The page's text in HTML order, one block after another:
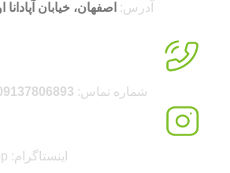
آدرس:
شماره تماس: – 03136626539
اینستاگرام: shefakhaneh.shop